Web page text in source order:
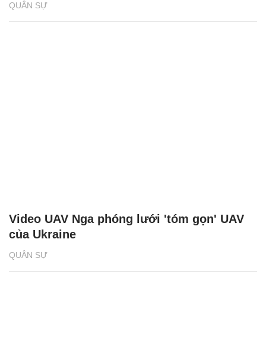
QUÂN SỰ
QUÂN SỰ
Video UAV Nga phóng lưới 'tóm gọn' UAV
của Ukraine